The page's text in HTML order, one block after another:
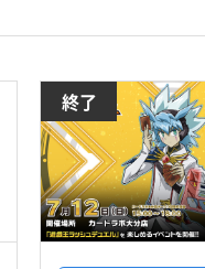
終了